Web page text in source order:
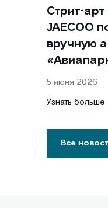
Стрит-арт
JAECOO
вручную
5 июня 2026
Узнать больше
Все